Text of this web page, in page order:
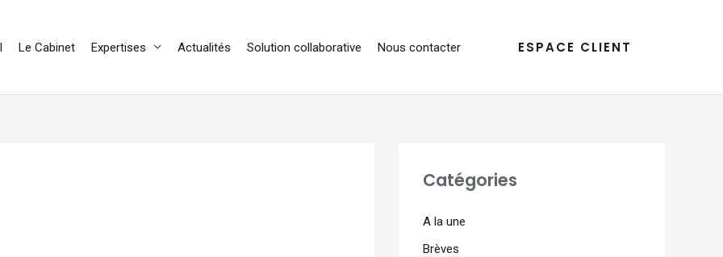
Le Cabinet Expertises Actualités Solution collaborative Nous contacter ESPACE CLIENT
Catégories
A la une
Brèves